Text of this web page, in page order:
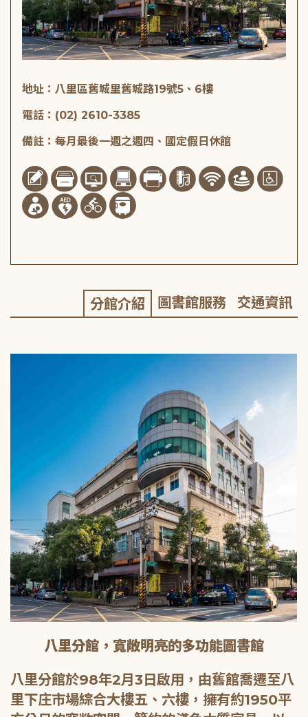
地址：八里區舊城里舊城路19號5、6樓
電話：(02) 2610-3385
備註：每月最後一週之週四、國定假日休館
分館介紹 圖書館服務 交通資訊
八里分館，寬敞明亮的多功能圖書館
八里分館於98年2月3日啟用，由舊館喬遷至八
里下庄市場綜合大樓五、六樓，擁有約1950平